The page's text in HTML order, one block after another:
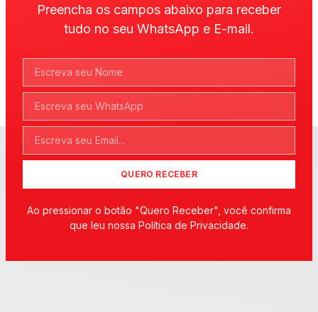
Preencha os campos abaixo para receber
tudo no seu WhatsApp e E-mail.
QUERO RECEBER
Ao pressionar o botão "Quero Receber", você confirma
que leu nossa Política de Privacidade.